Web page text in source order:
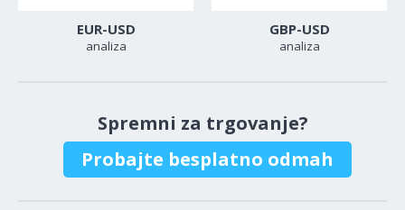
EUR-USD
analiza
GBP-USD
analiza
Spremni za trgovanje?
Probajte besplatno odmah